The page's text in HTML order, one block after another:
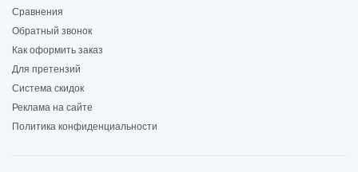
Сравнения
Обратный звонок
Как оформить заказ
Для претензий
Система скидок
Реклама на сайте
Политика конфиденциальности